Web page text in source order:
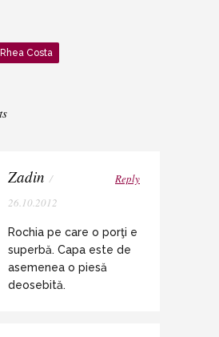
Rhea Costa
Zadin /
26.10.2012
Reply
Rochia pe care o porţi e
superbă. Capa este de
asemenea o piesă
deosebită.